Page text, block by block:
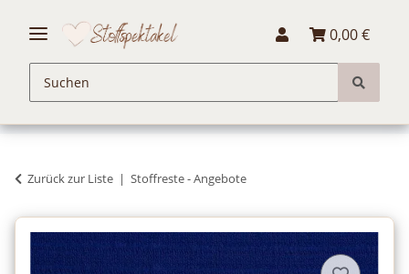
0,00 €
Zurück zur Liste Stoffreste - Angebote